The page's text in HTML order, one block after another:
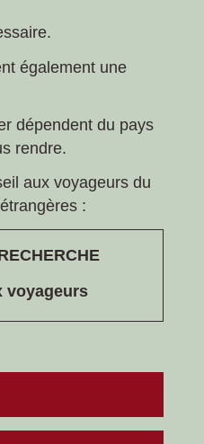
également une
dépendent du pays
rendre.
aux voyageurs du
:
voyageurs